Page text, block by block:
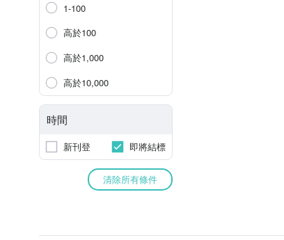
1-100
高於100
高於1,000
高於10,000
時間
新刊登 即將結標
清除所有條件